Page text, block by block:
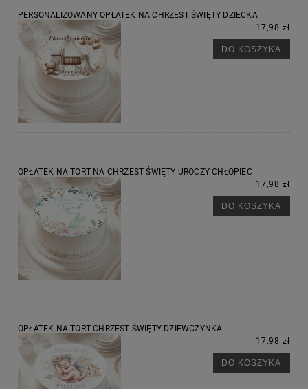
PERSONALIZOWANY OPŁATEK NA CHRZEST ŚWIĘTY DZIECKA
17,98 zł
DO KOSZYKA
OPŁATEK NA TORT NA CHRZEST ŚWIĘTY UROCZY CHŁOPIEC
17,98 zł
DO KOSZYKA
OPŁATEK NA TORT CHRZEST ŚWIĘTY DZIEWCZYNKA
17,98 zł
DO KOSZYKA